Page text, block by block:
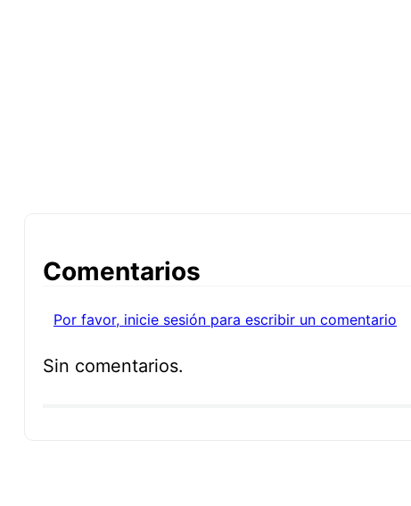
Comentarios
Por favor, inicie sesión para escribir un comentario
Sin comentarios.